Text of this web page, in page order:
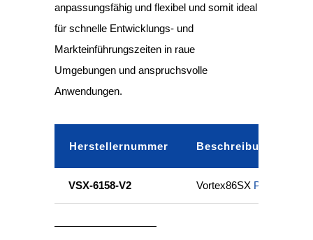
anpassungsfähig und flexibel und somit ideal
für schnelle Entwicklungs- und
Markteinführungszeiten in raue
Umgebungen und anspruchsvolle
Anwendungen.
Herstellernummer Beschreibung
VSX-6158-V2 Vortex86SX PC/104